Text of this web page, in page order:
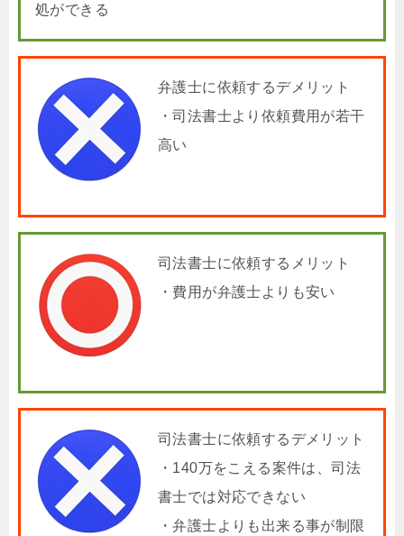
処ができる
弁護士に依頼するデメリット
・司法書士より依頼費用が若干
高い
司法書士に依頼するメリット
・費用が弁護士よりも安い
司法書士に依頼するデメリット
・140万をこえる案件は、司法
書士では対応できない
・弁護士よりも出来る事が制限